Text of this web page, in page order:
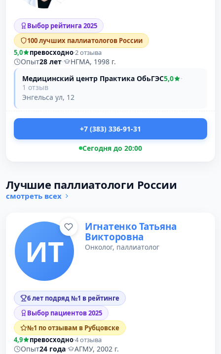
Выбор рейтинга 2025
100 лучших паллиатологов России
5,0
превосходно·2 отзыва
Опыт28 лет·
НГМА, 1998 г.
Медицинский центр Практика ОбьГЭС5,0
·
1 отзыв
Энгельса ул, 12
+7 (383) 336-91-31
Сегодня до 20:00
Лучшие паллиатологи России
смотреть всех
ИТ
Игнатенко Татьяна
Викторовна
Онколог, паллиатолог
6 лет подряд №1 в рейтинге
Выбор пациентов 2025
№1 по отзывам в Рубцовске
4,9
превосходно·4 отзыва
Опыт24 года·
АГМУ, 2002 г.